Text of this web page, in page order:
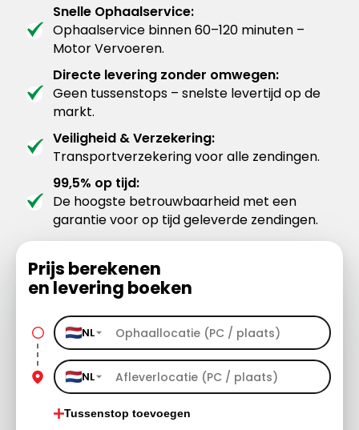
Snelle Ophaalservice:
Ophaalservice binnen 60–120 minuten –
Motor Vervoeren.
Directe levering zonder omwegen:
Geen tussenstops – snelste levertijd op de
markt.
Veiligheid & Verzekering:
Transportverzekering voor alle zendingen.
99,5% op tijd:
De hoogste betrouwbaarheid met een
garantie voor op tijd geleverde zendingen.
Prijs berekenen
en levering boeken
NL
NL
Tussenstop toevoegen